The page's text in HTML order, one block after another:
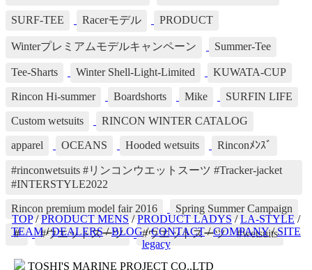
SURF-TEE Racerモデル PRODUCT
Winterプレミアムモデルキャンペーン Summer-Tee
Tee-Sharts Winter Shell-Light-Limited KUWATA-CUP
Rincon Hi-summer Boardshorts Mike SURFIN LIFE
Custom wetsuits RINCON WINTER CATALOG
apparel OCEANS Hooded wetsuits Rinconﾒﾝｽﾞ
#rinconwetsuits #リンコンウエットスーツ #Tracker-jacket
#INTERSTYLE2022
Rincon premium model fair 2016 Spring Summer Campaign
＃ #ウエットスーツ #ウエットスーツ #wetsuits
TOP/PRODUCT MENS /PRODUCT LADYS /LA-STYLE /
TEAM/DEALERS/BLOG/CONTACT/COMPANY/SITE
legacy
TOSHI'S MARINE PROJECT CO.,LTD